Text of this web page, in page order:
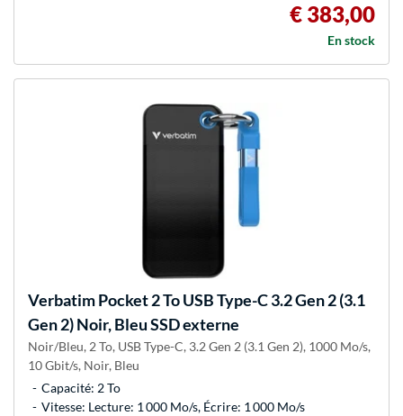
€ 383,00
En stock
VerbatimPocket 2 To USB Type-C 3.2 Gen 2 (3.1
Gen 2) Noir, Bleu SSD externe
Noir/Bleu, 2 To, USB Type-C, 3.2 Gen 2 (3.1 Gen 2), 1000 Mo/s,
10 Gbit/s, Noir, Bleu
Capacité: 2 To
Vitesse: Lecture: 1 000 Mo/s, Écrire: 1 000 Mo/s